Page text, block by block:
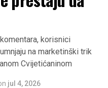
korisnici
na marketinški trik
Cvijetićaninom
jul 4, 2026